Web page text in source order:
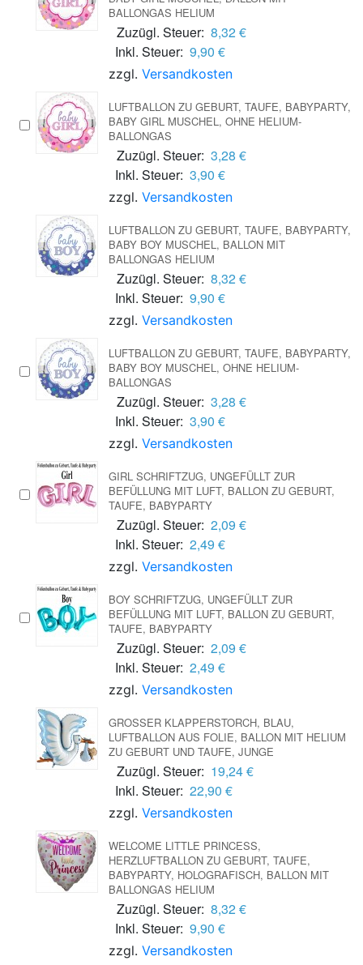
BALLONGAS HELIUM
Zuzügl. Steuer: 8,32 €
Inkl. Steuer: 9,90 €
zzgl. Versandkosten
LUFTBALLON ZU GEBURT, TAUFE, BABYPARTY,
BABY GIRL MUSCHEL, OHNE HELIUM-
BALLONGAS
Zuzügl. Steuer: 3,28 €
Inkl. Steuer: 3,90 €
zzgl. Versandkosten
LUFTBALLON ZU GEBURT, TAUFE, BABYPARTY,
BABY BOY MUSCHEL, BALLON MIT
BALLONGAS HELIUM
Zuzügl. Steuer: 8,32 €
Inkl. Steuer: 9,90 €
zzgl. Versandkosten
LUFTBALLON ZU GEBURT, TAUFE, BABYPARTY,
BABY BOY MUSCHEL, OHNE HELIUM-
BALLONGAS
Zuzügl. Steuer: 3,28 €
Inkl. Steuer: 3,90 €
zzgl. Versandkosten
GIRL SCHRIFTZUG, UNGEFÜLLT ZUR
BEFÜLLUNG MIT LUFT, BALLON ZU GEBURT,
TAUFE, BABYPARTY
Zuzügl. Steuer: 2,09 €
Inkl. Steuer: 2,49 €
zzgl. Versandkosten
BOY SCHRIFTZUG, UNGEFÜLLT ZUR
BEFÜLLUNG MIT LUFT, BALLON ZU GEBURT,
TAUFE, BABYPARTY
Zuzügl. Steuer: 2,09 €
Inkl. Steuer: 2,49 €
zzgl. Versandkosten
GROSSER KLAPPERSTORCH, BLAU, L
UFTBALLON AUS FOLIE, BALLON MIT HELIUM Z
U GEBURT UND TAUFE, JUNGE
Zuzügl. Steuer: 19,24 €
Inkl. Steuer: 22,90 €
zzgl. Versandkosten
WELCOME LITTLE PRINCESS,
HERZLUFTBALLON ZU GEBURT, TAUFE,
BABYPARTY, HOLOGRAFISCH, BALLON MIT
BALLONGAS HELIUM
Zuzügl. Steuer: 8,32 €
Inkl. Steuer: 9,90 €
zzgl. Versandkosten